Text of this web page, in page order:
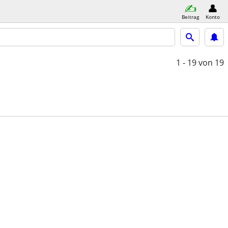
Beitrag Konto
1 - 19von 19